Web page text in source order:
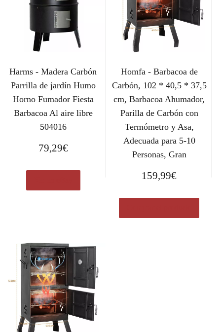
Harms - Madera Carbón
Parrilla de jardín Humo
Horno Fumador Fiesta
Barbacoa Al aire libre
504016
79,29€
Homfa - Barbacoa de
Carbón, 102 * 40,5 * 37,5
cm, Barbacoa Ahumador,
Parilla de Carbón con
Termómetro y Asa,
Adecuada para 5-10
Personas, Gran
159,99€